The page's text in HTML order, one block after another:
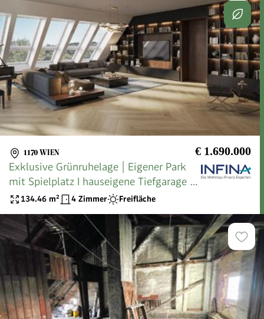
1170 WIEN € 1.690.000
Exklusive Grünruhelage | Eigener Park
mit Spielplatz I hauseigene Tiefgarage |
Direktverbindung zur Hauptuniversität I
134.46 m² 4 Zimmer Freifläche